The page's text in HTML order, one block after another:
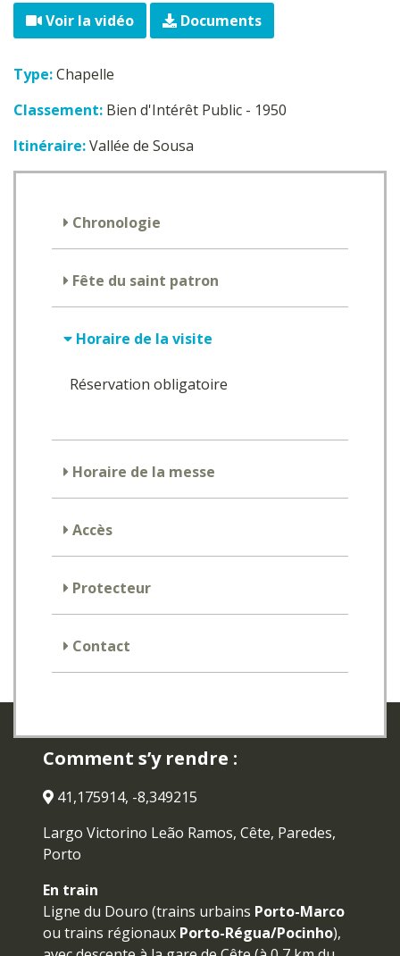
Voir la vidéo Documents
Type:Chapelle
Classement: Bien d'Intérêt Public - 1950
Itinéraire:Vallée de Sousa
Chronologie
Fête du saint patron
Horaire de la visite
Réservation obligatoire
Horaire de la messe
Accès
Protecteur
Contact
Comment s’y rendre :
41,175914, -8,349215
Largo Victorino Leão Ramos, Cête, Paredes,
Porto
En train
Ligne du Douro (trains urbains Porto-Marco
ou trains régionaux Porto-Régua/Pocinho),